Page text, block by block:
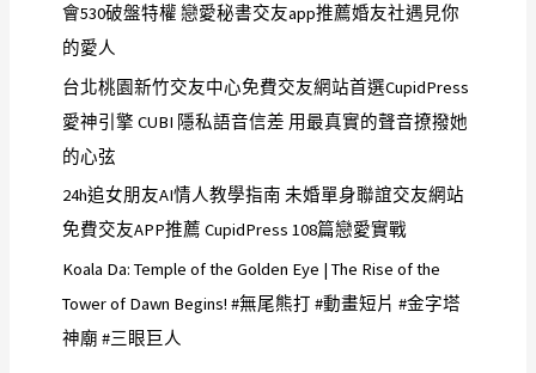
會530破盤特權 戀愛秘書交友app推薦婚友社遇見你
的愛人
台北桃園新竹交友中心免費交友網站首選CupidPress
愛神引擎 CUBI 隱私語音信差 用最真實的聲音撩撥她
的心弦
24h追女朋友AI情人教學指南 未婚單身聯誼交友網站
免費交友APP推薦 CupidPress 108篇戀愛實戰
Koala Da: Temple of the Golden Eye | The Rise of the
Tower of Dawn Begins! #無尾熊打 #動畫短片 #金字塔
神廟 #三眼巨人